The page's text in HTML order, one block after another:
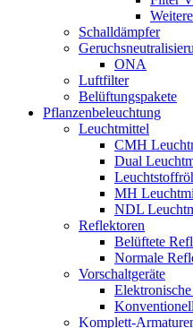
Schalldämpfer
ONA
Luftfilter
Belüftungspakete
Pflanzenbeleuchtung
Leuchtmittel
CMH
Dual
MH
NDL
Reflektoren
Belüftete
Normale
Vorschaltgeräte
Komplett-